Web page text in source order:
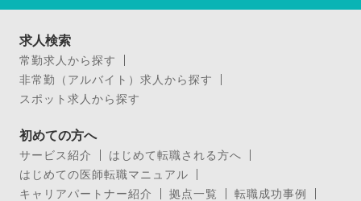
求人検索
常勤求人から探す
非常勤（アルバイト）求人から探す
スポット求人から探す
初めての方へ
サービス紹介
はじめて転職される方へ
はじめての医師転職マニュアル
キャリアパートナー紹介
拠点一覧
転職成功事例